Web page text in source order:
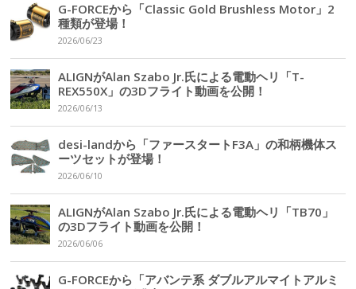
G-FORCEから「Classic Gold Brushless Motor」2
種類が登場！
2026/06/23
ALIGNがAlan Szabo Jr.氏による電動ヘリ「T-
REX550X」の3Dフライト動画を公開！
2026/06/13
desi-landから「ファースタートF3A」の和柄機体ス
ーツセットが登場！
2026/06/10
ALIGNがAlan Szabo Jr.氏による電動ヘリ「TB70」
の3Dフライト動画を公開！
2026/06/06
G-FORCEから「アバンテ系 ダブルアルマイトアルミ